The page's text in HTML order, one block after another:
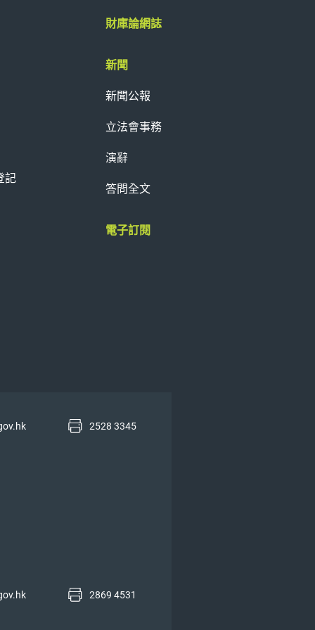
記
財庫論網誌
新聞
新聞公報
立法會事務
演辭
答問全文
電子訂閱
2528 3345
2869 4531